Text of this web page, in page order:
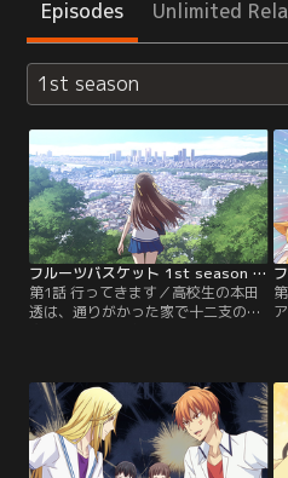
Episodes Unlimited
1st season
フルーツバスケット 1st season 第01話
第1話 行ってきます／高校生の本田
透は、通りがかった家で十二支の置
思い出す。それが縁で家主の草摩紫
呉、そして紫呉の親戚で眉目秀麗な
王子様的存在のクラスメイトである
草摩由希と仲良くなるが、由希はど
うしてか猫が嫌いなようで……。